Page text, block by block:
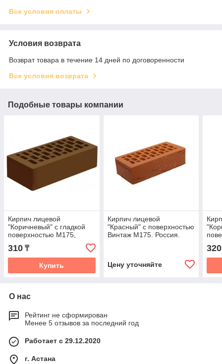
Все условия оплаты
Условия возврата
Возврат товара в течение 14 дней по договоренности
Все условия возврата
Подобные товары компании
Кирпич лицевой
"Коричневый" с гладкой
поверхностью М175,
Россия
310 ₸
Купить
Кирпич лицевой
"Красный" с поверхностью
Винтаж М175. Россия.
Цену уточняйте
320
О нас
Рейтинг не сформирован
Менее 5 отзывов за последний год
Работает с 29.12.2020
г. Астана